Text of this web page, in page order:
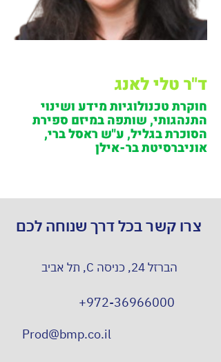
ד"ר טלי לאנג
חוקרת טכנולוגיות מידע ושינוי
התנהגותי, שותפה במיזם ספירת
הסוכרת בגליל, ע"ש ראסל ברי,
אוניברסיטת בר-אילן
צרו קשר בכל דרך שנוחה לכם
הברזל 24, כניסה C, תל אביב
+972-36966000
Prod@bmp.co.il